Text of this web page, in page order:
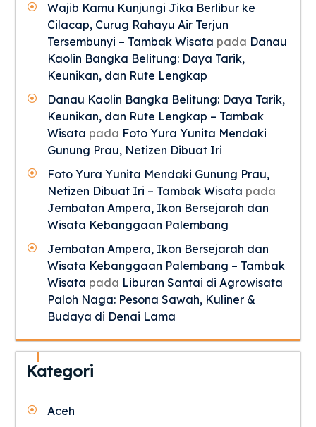
Wajib Kamu Kunjungi Jika Berlibur ke
Cilacap, Curug Rahayu Air Terjun
Tersembunyi – Tambak Wisata pada Danau
Kaolin Bangka Belitung: Daya Tarik,
Keunikan, dan Rute Lengkap
Danau Kaolin Bangka Belitung: Daya Tarik,
Keunikan, dan Rute Lengkap – Tambak
Wisata pada Foto Yura Yunita Mendaki
Gunung Prau, Netizen Dibuat Iri
Foto Yura Yunita Mendaki Gunung Prau,
Netizen Dibuat Iri – Tambak Wisata pada
Jembatan Ampera, Ikon Bersejarah dan
Wisata Kebanggaan Palembang
Jembatan Ampera, Ikon Bersejarah dan
Wisata Kebanggaan Palembang – Tambak
Wisata pada Liburan Santai di Agrowisata
Paloh Naga: Pesona Sawah, Kuliner &
Budaya di Denai Lama
Kategori
Aceh